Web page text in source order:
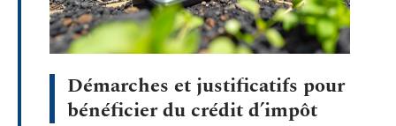
Démarches et justificatifs pour
bénéficier du crédit d’impôt